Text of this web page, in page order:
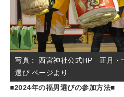
写真： 西宮神社公式HP 正月
選び ページより
■2024年の福男選びの参加方法■